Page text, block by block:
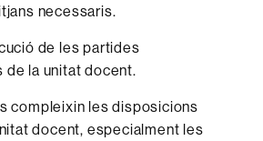
necessaris.
de lespartides
de la unitat docent.
compleixin lesdisposicions
docent, especialment les